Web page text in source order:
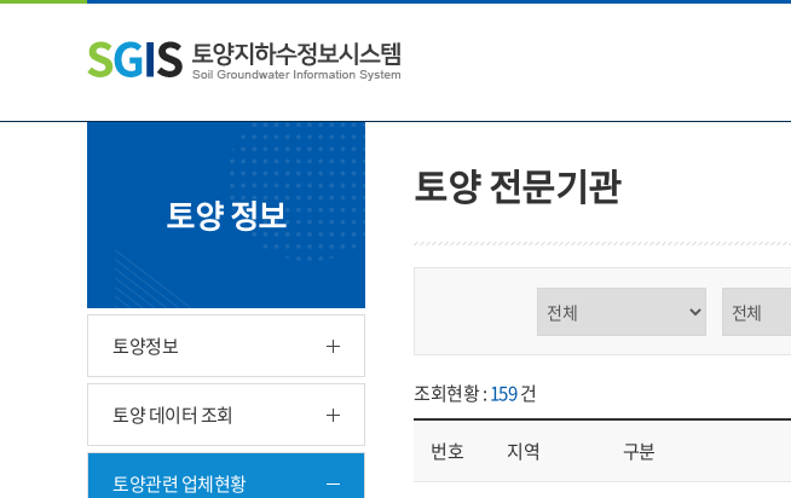
토양 정보
토양정보
토양 데이터 조회
토양관련 업체현황
토양 전문기관
조회현황 :159건
번호 지역 구분